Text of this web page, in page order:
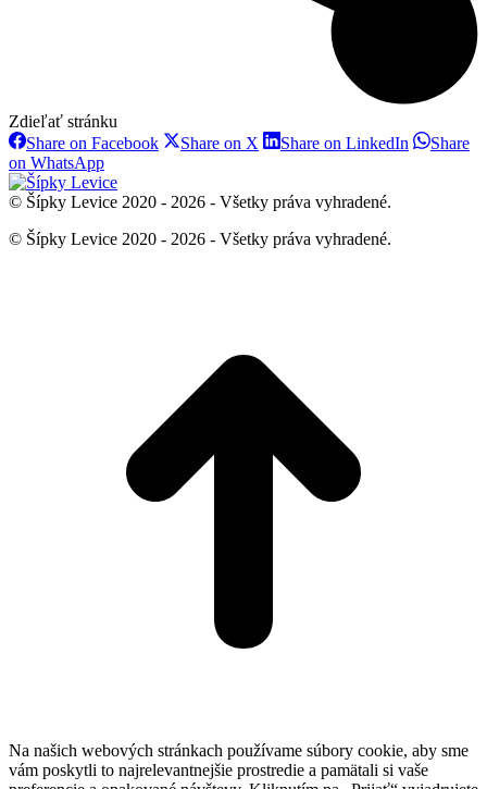
Zdieľať stránku
Share on FacebookShareShare on X ShareShare on LinkedIn ShareShare
on WhatsAppShare
on
WhatsApp
© Šípky Levice 2020 - 2026 - Všetky práva vyhradené.
© Šípky Levice 2020 - 2026 - Všetky práva vyhradené.
Na našich webových stránkach používame súbory cookie, aby sme
vám poskytli to najrelevantnejšie prostredie a pamätali si vaše